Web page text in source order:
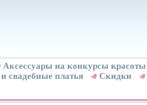
Аксессуары на конкурсы красоты
свадебные платья Скидки